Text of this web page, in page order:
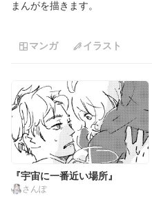
まんがを描きます。
マンガ イラスト
『宇宙に一番近い場所』
さんぽ